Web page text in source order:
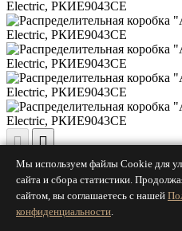
Распределительная коробка
Electric, РКИЕ9043СЕ
Мы используем файлы Cookie для
сайта и сбора статистики.
сайтом, вы соглашаетесь с нашей
конфиденциальности.